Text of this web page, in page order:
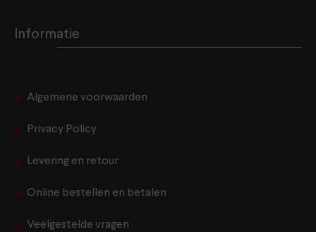
Informatie
Algemene voorwaarden
Privacy Policy
Levering en retour
Online bestellen en betalen
Veelgestelde vragen